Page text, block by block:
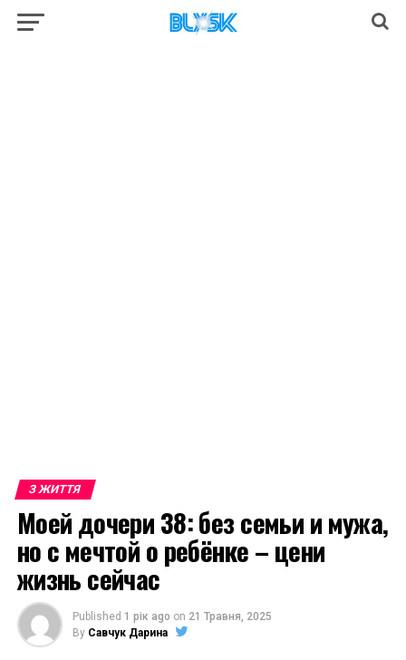
З ЖИТТЯ
Моей дочери 38: без семьи и мужа,
но с мечтой о ребёнке – цени
жизнь сейчас
Published 1 рік ago on 21 Травня, 2025
By Савчук Дарина